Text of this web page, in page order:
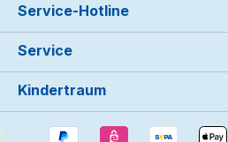
Service-Hotline
Service
Kindertraum